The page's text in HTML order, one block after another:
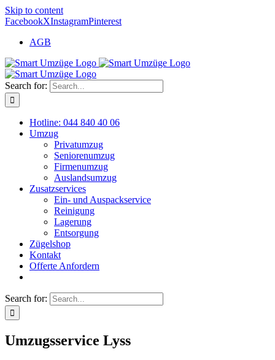
Skip to content
FacebookXInstagramPinterest
AGB
Search for:
Hotline: 044 840 40 06
Umzug
Privatumzug
Seniorenumzug
Firmenumzug
Auslandsumzug
Zusatzservices
Ein- und Auspackservice
Reinigung
Lagerung
Entsorgung
Zügelshop
Kontakt
Offerte Anfordern
Search for:
Umzugsservice Lyss